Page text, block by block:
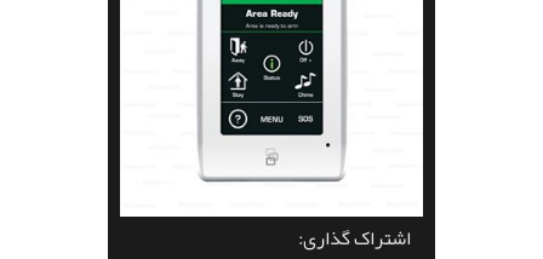
اشتراک گذاری: